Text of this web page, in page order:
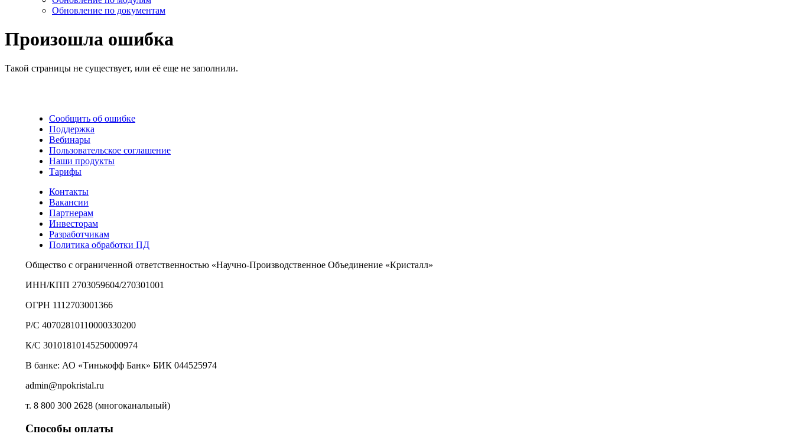
Обновление по документам
Произошла ошибка
Такой страницы не существует, или её еще не заполнили.
Сообщить об ошибке
Поддержка
Вебинары
Пользовательское соглашение
Наши продукты
Тарифы
Контакты
Вакансии
Партнерам
Инвесторам
Разработчикам
Политика обработки ПД
Общество с ограниченной ответственностью «Научно-Производственное Объединение «Кристалл»
ИНН/КПП 2703059604/270301001
ОГРН 1112703001366
Р/С 40702810110000330200
К/С 30101810145250000974
В банке: АО «Тинькофф Банк» БИК 044525974
admin@npokristal.ru
т. 8 800 300 2628 (многоканальный)
Способы оплаты